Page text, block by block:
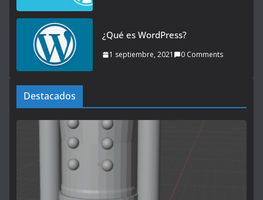
¿Qué es WordPress?
1 septiembre, 2021 0 Comments
Destacados